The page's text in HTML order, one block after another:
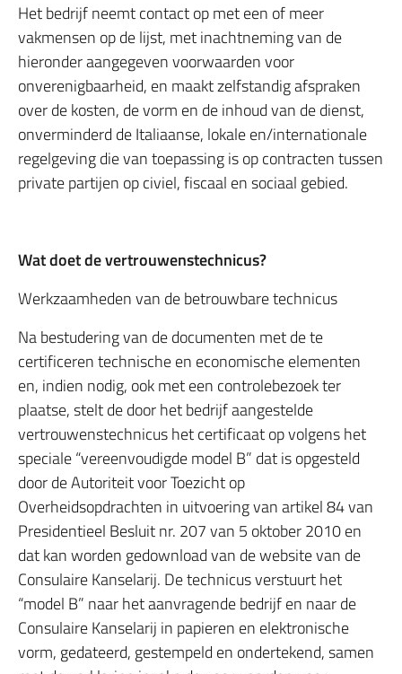
Het bedrijf neemt contact op met een of meer
vakmensen op de lijst, met inachtneming van de
hieronder aangegeven voorwaarden voor
onverenigbaarheid, en maakt zelfstandig afspraken
over de kosten, de vorm en de inhoud van de dienst,
onverminderd de Italiaanse, lokale en/internationale
regelgeving die van toepassing is op contracten tussen
private partijen op civiel, fiscaal en sociaal gebied.
Wat doet de vertrouwenstechnicus?
Werkzaamheden van de betrouwbare technicus
Na bestudering van de documenten met de te
certificeren technische en economische elementen
en, indien nodig, ook met een controlebezoek ter
plaatse, stelt de door het bedrijf aangestelde
vertrouwenstechnicus het certificaat op volgens het
speciale “vereenvoudigde model B” dat is opgesteld
door de Autoriteit voor Toezicht op
Overheidsopdrachten in uitvoering van artikel 84 van
Presidentieel Besluit nr. 207 van 5 oktober 2010 en
dat kan worden gedownload van de website van de
Consulaire Kanselarij. De technicus verstuurt het
“model B” naar het aanvragende bedrijf en naar de
Consulaire Kanselarij in papieren en elektronische
vorm, gedateerd, gestempeld en ondertekend, samen